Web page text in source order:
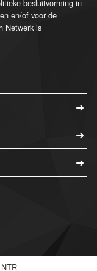
besluitvorming in
en/of voor de
Netwerk is